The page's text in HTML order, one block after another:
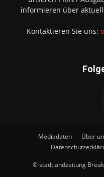
informieren über
Kontaktieren Sie uns:
Mediadaten Über
© stadtlandzeitung